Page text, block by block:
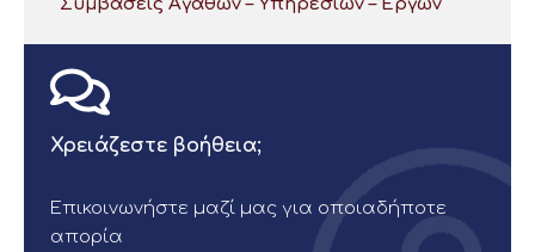
Συμβάσεις Αγαθών – Υπηρεσιών – Έργων
Χρειάζεστε βοήθεια;
Επικοινωνήστε μαζί μας για οποιαδήποτε
απορία